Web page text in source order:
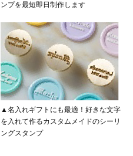
ンプを最短即日制作します
▲名入れギフトにも最適！好きな文字
を入れて作るカスタムメイドのシーリ
ングスタンプ